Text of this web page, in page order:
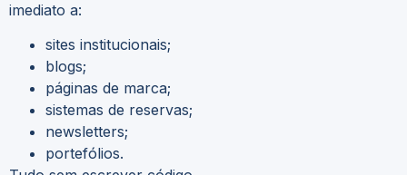
imediato a:
sites institucionais;
blogs;
páginas de marca;
sistemas de reservas;
newsletters;
portefólios.